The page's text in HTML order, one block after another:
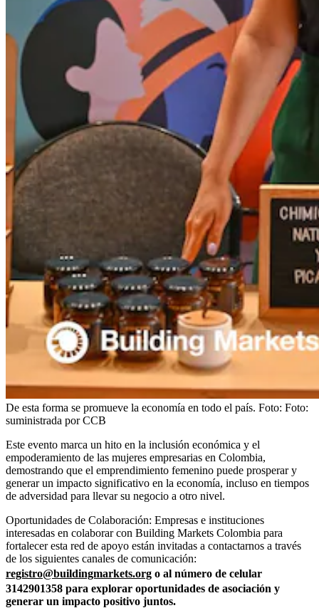
De esta forma se promueve la economía en todo el país. Foto: Foto:
suministrada por CCB
Este evento marca un hito en la inclusión económica y el
empoderamiento de las mujeres empresarias en Colombia,
demostrando que el emprendimiento femenino puede prosperar y
generar un impacto significativo en la economía, incluso en tiempos
de adversidad para llevar su negocio a otro nivel.
Oportunidades de Colaboración: Empresas e instituciones
interesadas en colaborar con Building Markets Colombia para
fortalecer esta red de apoyo están invitadas a contactarnos a través
de los siguientes canales de comunicación:
registro@buildingmarkets.org o al número de celular
3142901358 para explorar oportunidades de asociación y
generar un impacto positivo juntos.